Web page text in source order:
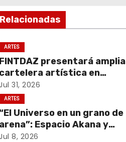
ARTES
FINTDAZ presentará amplia
cartelera artística en
agosto, para anunciar la
del Gran
2026
Jul 31, 2026
ARTES
Universo en un grano de
arena”: Espacio Akana y
Theater Aber Andersrum
Jul 8, 2026